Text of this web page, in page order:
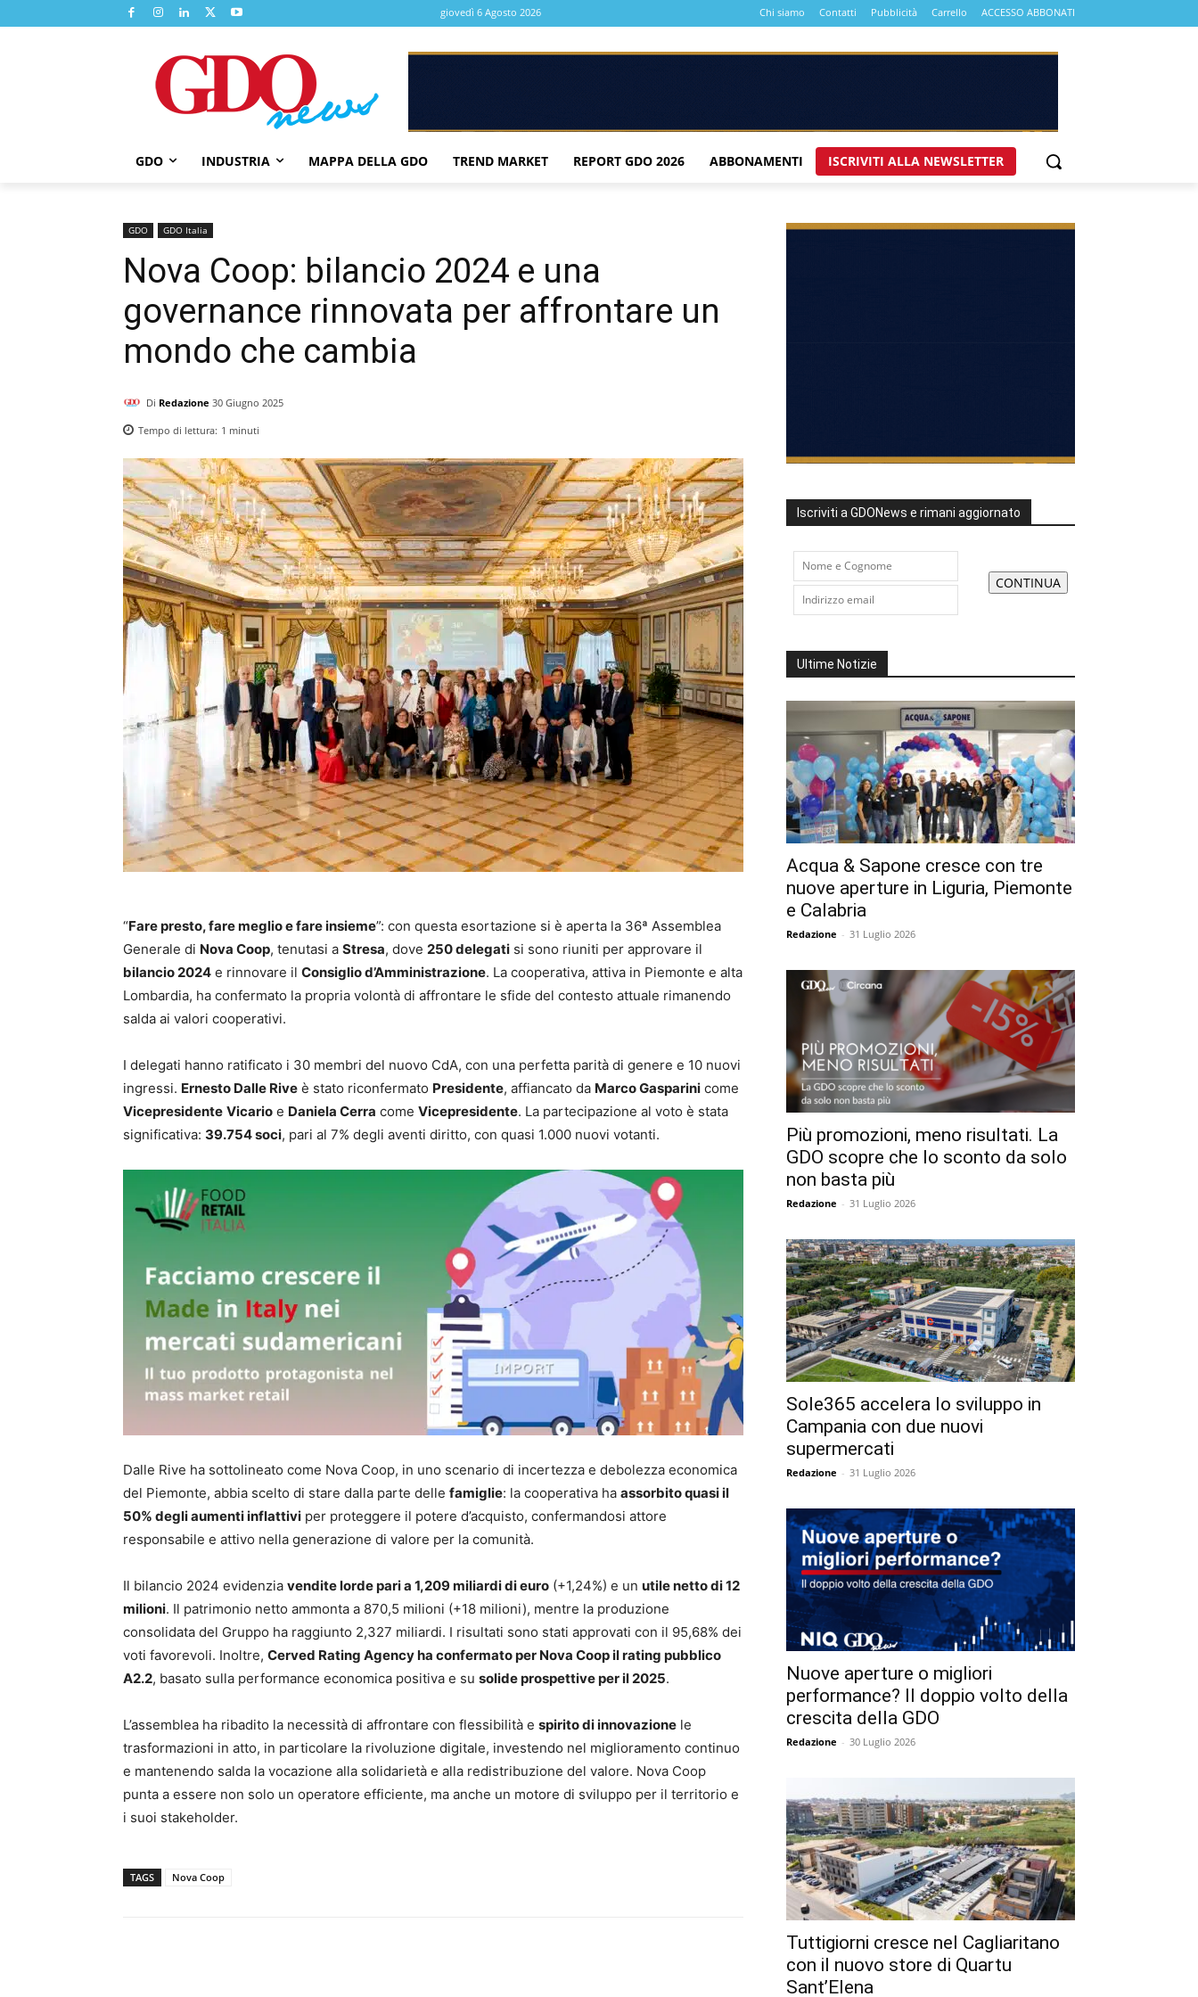
giovedì 6 Agosto 2026 Chi siamo Contatti Pubblicità Carrello ACCESSO ABBONATI
GDO INDUSTRIA MAPPA DELLA GDO TREND MARKET REPORT GDO 2026 ABBONAMENTI ISCRIVITI ALLA NEWSLETTER
GDO GDO Italia
Nova Coop: bilancio 2024 e una
governance rinnovata per affrontare un
mondo che cambia
Di Redazione 30 Giugno 2025
Tempo di lettura: 1 minuti
“Fare presto, fare meglio e fare insieme”: con questa esortazione si è aperta la 36ª Assemblea
Generale di Nova Coop, tenutasi a Stresa, dove 250 delegati si sono riuniti per approvare il
bilancio 2024 e rinnovare il Consiglio d’Amministrazione. La cooperativa, attiva in Piemonte e alta
Lombardia, ha confermato la propria volontà di affrontare le sfide del contesto attuale rimanendo
salda ai valori cooperativi.
I delegati hanno ratificato i 30 membri del nuovo CdA, con una perfetta parità di genere e 10 nuovi
ingressi. Ernesto Dalle Rive è stato riconfermato Presidente, affiancato da Marco Gasparini come
Vicepresidente Vicario e Daniela Cerra come Vicepresidente. La partecipazione al voto è stata
significativa: 39.754 soci, pari al 7% degli aventi diritto, con quasi 1.000 nuovi votanti.
Dalle Rive ha sottolineato come Nova Coop, in uno scenario di incertezza e debolezza economica
del Piemonte, abbia scelto di stare dalla parte delle famiglie: la cooperativa ha assorbito quasi il
50% degli aumenti inflattivi per proteggere il potere d’acquisto, confermandosi attore
responsabile e attivo nella generazione di valore per la comunità.
Il bilancio 2024 evidenzia vendite lorde pari a 1,209 miliardi di euro (+1,24%) e un utile netto di 12
milioni. Il patrimonio netto ammonta a 870,5 milioni (+18 milioni), mentre la produzione
consolidata del Gruppo ha raggiunto 2,327 miliardi. I risultati sono stati approvati con il 95,68% dei
voti favorevoli. Inoltre, Cerved Rating Agency ha confermato per Nova Coop il rating pubblico
A2.2, basato sulla performance economica positiva e su solide prospettive per il 2025.
L’assemblea ha ribadito la necessità di affrontare con flessibilità e spirito di innovazione le
trasformazioni in atto, in particolare la rivoluzione digitale, investendo nel miglioramento continuo
e mantenendo salda la vocazione alla solidarietà e alla redistribuzione del valore. Nova Coop
punta a essere non solo un operatore efficiente, ma anche un motore di sviluppo per il territorio e
i suoi stakeholder.
TAGS Nova Coop
Iscriviti a GDONews e rimani aggiornato
Ultime Notizie
Acqua & Sapone cresce con tre
nuove aperture in Liguria, Piemonte
e Calabria
Redazione - 31 Luglio 2026
Più promozioni, meno risultati. La
GDO scopre che lo sconto da solo
non basta più
Redazione - 31 Luglio 2026
Sole365 accelera lo sviluppo in
Campania con due nuovi
supermercati
Redazione - 31 Luglio 2026
Nuove aperture o migliori
performance? Il doppio volto della
crescita della GDO
Redazione - 30 Luglio 2026
Tuttigiorni cresce nel Cagliaritano
con il nuovo store di Quartu
Sant’Elena